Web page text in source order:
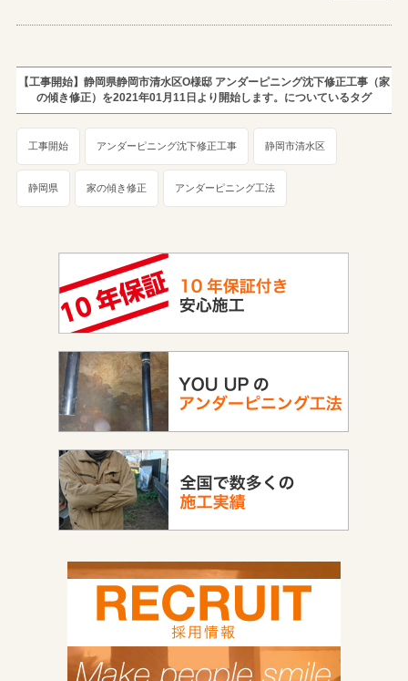
【工事開始】静岡県静岡市清水区O様邸 アンダーピニング沈下修正工事（家
の傾き修正）を2021年01月11日より開始します。についているタグ
工事開始 アンダーピニング沈下修正工事 静岡市清水区
静岡県 家の傾き修正 アンダーピニング工法